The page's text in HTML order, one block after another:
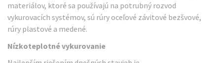
materiálov, ktoré sa používajú na potrubný rozvod
vykurovacích systémov, sú rúry oceľové závitové bezšvové,
rúry plastové a medené.
Nízkoteplotné vykurovanie